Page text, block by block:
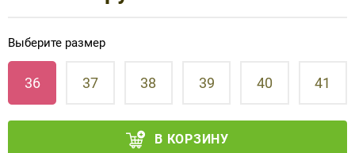
Выберите размер
36 37 38 39 40 41
В КОРЗИНУ
инвалидов
Противопролежневые матрасы, подушки